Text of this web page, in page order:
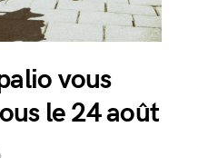
vous
le 24 août